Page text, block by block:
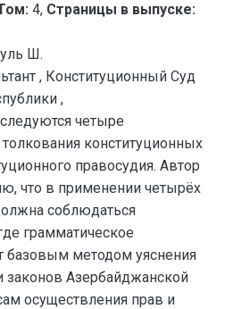
4, Страницы в выпуске:
Ш.
, Конституционный Суд
,
четыре
конституционных
правосудия. Автор
что в применении четырёх
соблюдаться
грамматическое
базовым методом уяснения
законов Азербайджанской
осуществления прав и